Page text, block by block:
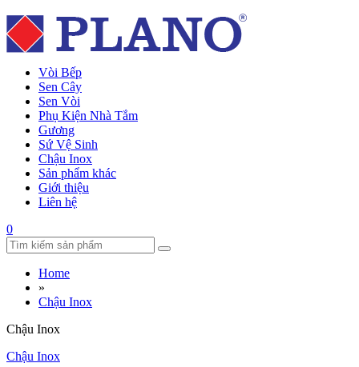
Vòi Bếp
Sen Cây
Sen Vòi
Phụ Kiện Nhà Tắm
Gương
Sứ Vệ Sinh
Chậu Inox
Sản phẩm khác
Giới thiệu
Liên hệ
0
Home
»
Chậu Inox
Chậu Inox
Chậu Inox